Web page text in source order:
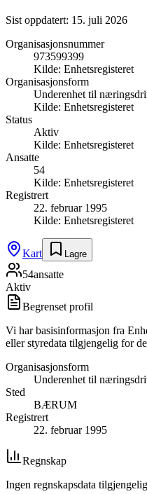
Sist oppdatert: 15. juli 2026
Organisasjonsnummer
973599399
Kilde: Enhetsregisteret
Organisasjonsform
Underenhet til
Kilde: Enhetsregisteret
Status
Aktiv
Kilde: Enhetsregisteret
Ansatte
54
Kilde: Enhetsregisteret
Registrert
22. februar 1995
Kilde: Enhetsregisteret
Kart Lagre
54ansatte
Aktiv
Begrenset profil
Vi har basisinformasjon fra
eller styredata tilgjengelig for
Organisasjonsform
Underenhet til
Sted
BÆRUM
Registrert
22. februar 1995
Regnskap
Ingen regnskapsdata